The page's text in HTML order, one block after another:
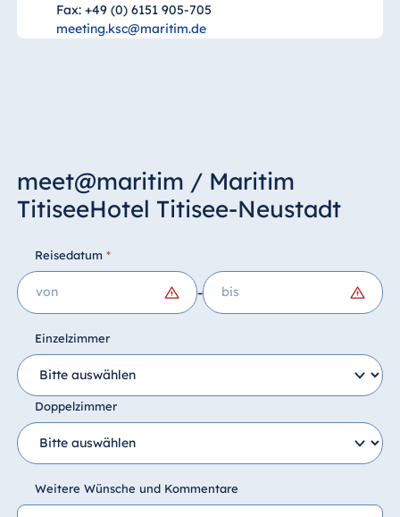
Fax: +49 (0) 6151 905-705
meeting.ksc@maritim.de
meet@maritim / Maritim
TitiseeHotel Titisee-Neustadt
Reisedatum *
-
Einzelzimmer
Doppelzimmer
Weitere Wünsche und Kommentare